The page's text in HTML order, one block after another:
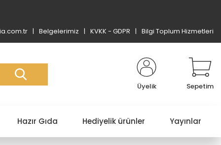
Belgelerimiz KVKK - GDPR Bilgi Toplum Hizmetleri
Üyelik Sepetim
Hazır Gıda Hediyelik ürünler Yayınlar